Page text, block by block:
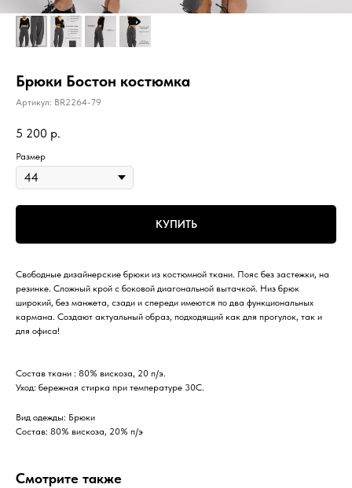
Брюки Бостон костюмка
Артикул: BR2264-79
5 200 р.
Размер
КУПИТЬ
Свободные дизайнерские брюки из костюмной ткани. Пояс без застежки, на
резинке. Сложный крой с боковой диагональной вытачкой. Низ брюк
широкий, без манжета, сзади и спереди имеются по два функциональных
кармана. Создают актуальный образ, подходящий как для прогулок, так и
для офиса!
Состав ткани : 80% вискоза, 20 п/э.
Уход: бережная стирка при температуре 30С.
Вид одежды: Брюки
Состав: 80% вискоза, 20% п/э
Смотрите также